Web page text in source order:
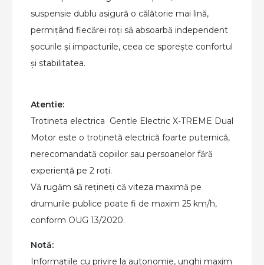
suspensie dublu asigură o călătorie mai lină,
permițând fiecărei roți să absoarbă independent
șocurile și impacturile, ceea ce sporește confortul
și stabilitatea.
Atentie:
Trotineta electrica Gentle Electric X-TREME Dual
Motor este o trotinetă electrică foarte puternică,
nerecomandată copiilor sau persoanelor fără
experiență pe 2 roți.
Vă rugăm să rețineți că viteza maximă pe
drumurile publice poate fi de maxim 25 km/h,
conform OUG 13/2020.
Notă:
Informațiile cu privire la autonomie, unghi maxim